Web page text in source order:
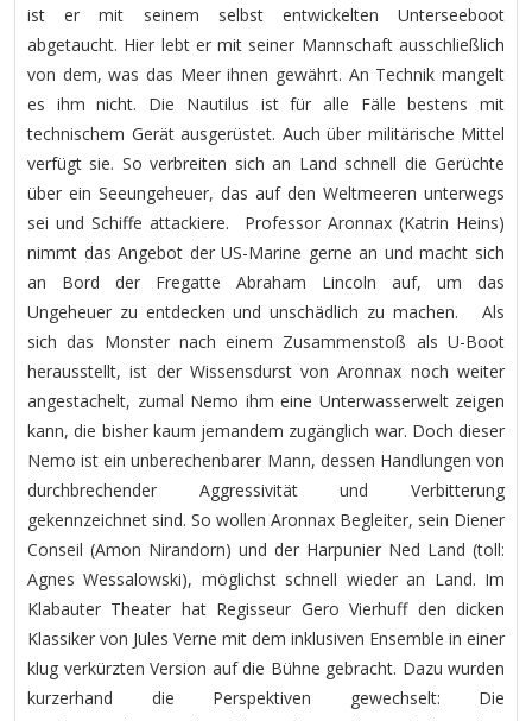
ist er mit seinem selbst entwickelten Unterseeboot
abgetaucht. Hier lebt er mit seiner Mannschaft ausschließlich
von dem, was das Meer ihnen gewährt. An Technik mangelt
es ihm nicht. Die Nautilus ist für alle Fälle bestens mit
technischem Gerät ausgerüstet. Auch über militärische Mittel
verfügt sie. So verbreiten sich an Land schnell die Gerüchte
über ein Seeungeheuer, das auf den Weltmeeren unterwegs
sei und Schiffe attackiere. Professor Aronnax (Katrin Heins)
nimmt das Angebot der US-Marine gerne an und macht sich
an Bord der Fregatte Abraham Lincoln auf, um das
Ungeheuer zu entdecken und unschädlich zu machen. Als
sich das Monster nach einem Zusammenstoß als U-Boot
herausstellt, ist der Wissensdurst von Aronnax noch weiter
angestachelt, zumal Nemo ihm eine Unterwasserwelt zeigen
kann, die bisher kaum jemandem zugänglich war. Doch dieser
Nemo ist ein unberechenbarer Mann, dessen Handlungen von
durchbrechender Aggressivität und Verbitterung
gekennzeichnet sind. So wollen Aronnax Begleiter, sein Diener
Conseil (Amon Nirandorn) und der Harpunier Ned Land (toll:
Agnes Wessalowski), möglichst schnell wieder an Land. Im
Klabauter Theater hat Regisseur Gero Vierhuff den dicken
Klassiker von Jules Verne mit dem inklusiven Ensemble in einer
klug verkürzten Version auf die Bühne gebracht. Dazu wurden
kurzerhand die Perspektiven gewechselt: Die